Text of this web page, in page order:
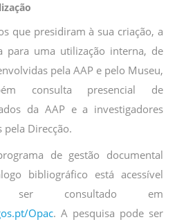
que presidiram à sua criação, a
para uma utilização interna, de
pela AAP e pelo Museu,
consulta presencial de
da AAP e a investigadores
Direcção.
de gestão documental
bibliográfico está acessível
ser consultado em
Opac. A pesquisa pode ser